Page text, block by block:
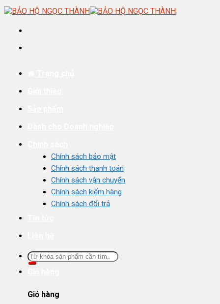
Skip
to
Chính sách bảo mật
Chính sách thanh toán
Chính sách vận chuyển
Chính sách kiểm hàng
Chính sách đổi trả
Tìm
kiếm:
Giỏ hàng